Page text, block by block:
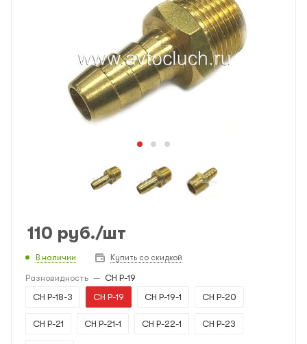
110 руб./шт
В наличии Купить со скидкой
Разновидность — CH P-19
CH P-18-3
CH P-19 CH P-19-1 CH P-20
CH P-21 CH P-21-1 CH P-22-1 CH P-23